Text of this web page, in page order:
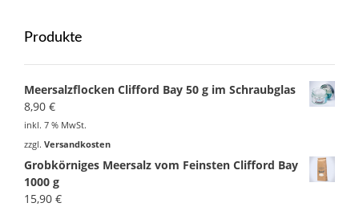
Produkte
Meersalzflocken Clifford Bay 50 g im Schraubglas
8,90 €
inkl. 7 % MwSt.
zzgl. Versandkosten
Grobkörniges Meersalz vom Feinsten Clifford Bay
1000 g
15,90 €